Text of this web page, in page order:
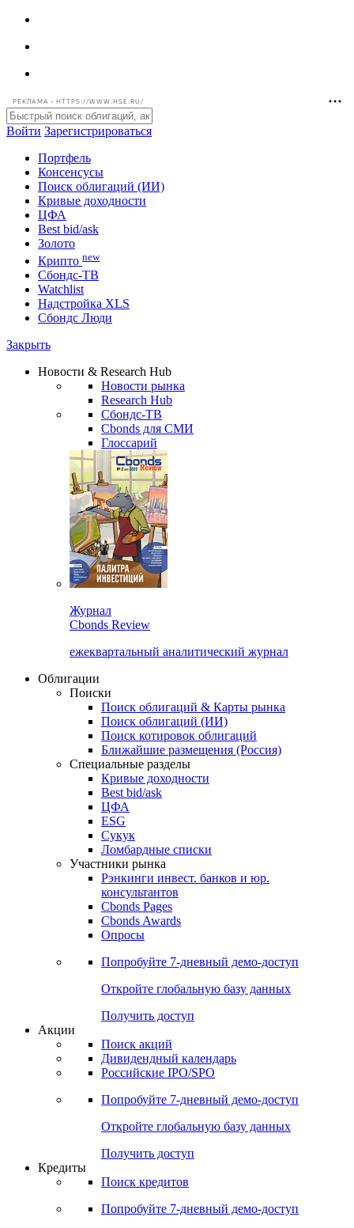
РЕКЛАМА • HTTPS://WWW.HSE.RU/
Войти Зарегистрироваться
Портфель
Консенсусы
Поиск облигаций (ИИ)
Кривые доходности
ЦФА
Best bid/ask
Золото
Крипто new
Watchlist
Сбондс Люди
Новости & Research Hub
Новости рынка
Research Hub
Сбондс-ТВ
Cbonds для СМИ
Глоссарий
Cbonds Review
ежеквартальный аналитический журнал
Облигации
Поиски
Поиск облигаций & Карты рынка
Поиск облигаций (ИИ)
Поиск котировок облигаций
Ближайшие размещения (Россия)
Специальные разделы
Кривые доходности
Best bid/ask
ЦФА
ESG
Сукук
Ломбардные списки
Участники рынка
Рэнкинги инвест. банков и юр.
Cbonds Pages
Опросы
Попробуйте7-дневный
Откройте глобальную базу данных
Получить доступ
Поиск акций
Российские IPO/SPO
Попробуйте7-дневный
Откройте глобальную базу данных
Получить доступ